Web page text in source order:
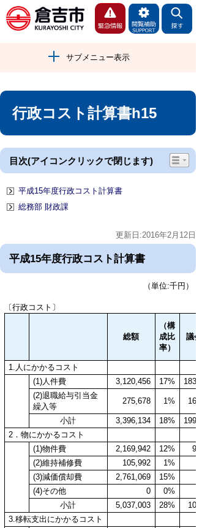
サブメニュー表示
行政コスト計算書h15
目次(アイコンクリックで閉じます)
平成15年度行政コスト計算書
総務部 財政課
更新日:2016年2月12日
平成15年度行政コスト計算書
（単位:千円）
〔行政コスト〕
総額
（構
成比
率）
議会
1.人にかかるコスト
(1)人件費
3,120,456 17%
(2)退職給与引当金
繰入等
275,678 1%
小計 3,396,134 18%
2．物にかかるコスト
(1)物件費
2,169,942 12%
(2)維持補修費
105,992
1%
(3)減価償却費
2,761,069 15%
(4)その他
0
0%
小計
5,037,003 28%
3.移転支出にかかるコスト